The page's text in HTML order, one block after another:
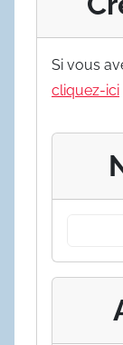
Si vous
cliquez-ici